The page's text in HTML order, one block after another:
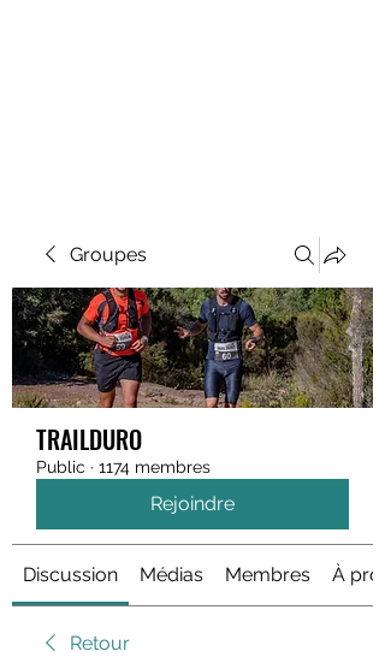
Groupes
TRAILDURO
Public · 1174 membres
Rejoindre
Discussion Médias Membres À
Retour